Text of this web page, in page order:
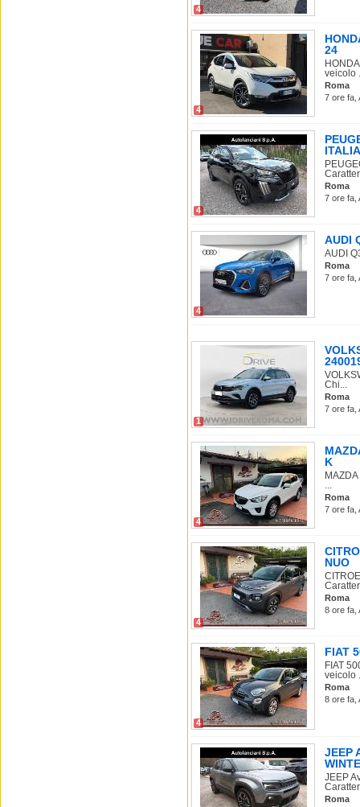
4
4
24
veicolo
Roma
7 ore fa,
4
Roma
7 ore fa,
4
AUDI
AUDI
Roma
7 ore fa,
1
Chi...
Roma
7 ore fa,
4
K
...
Roma
7 ore fa,
4
NUO
Roma
8 ore fa,
4
FIAT
FIAT
veicolo
Roma
8 ore fa,
JEEP
JEEP
Roma